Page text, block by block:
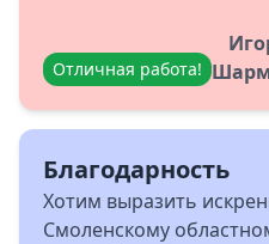
Отличная работа!
Благодарность
Хотим выразить
Смоленскому